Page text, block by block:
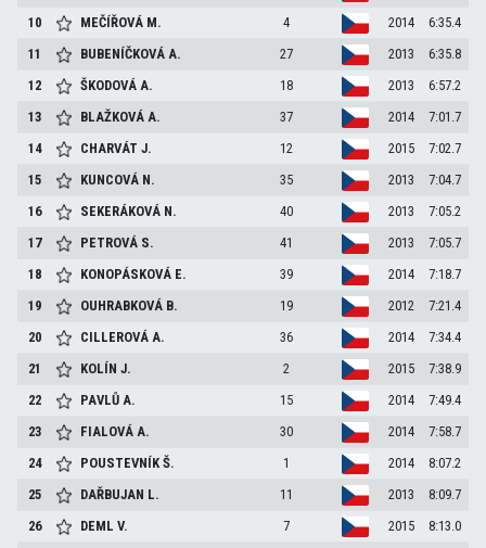
10
MEČÍŘOVÁ M. 4 2014
6:35.4
11
BUBENÍČKOVÁA. 27 2013
6:35.8
12
ŠKODOVÁA. 18 2013
6:57.2
13
BLAŽKOVÁA. 37 2014
7:01.7
14
CHARVÁTJ. 12 2015
7:02.7
15
KUNCOVÁ N. 35 2013
7:04.7
16
SEKERÁKOVÁ N. 40 2013
7:05.2
17
PETROVÁ S. 41 2013
7:05.7
18
KONOPÁSKOVÁ E. 39 2014
7:18.7
19
OUHRABKOVÁ B. 19 2012
7:21.4
20
CILLEROVÁA. 36 2014
7:34.4
21
KOLÍNJ. 2 2015
7:38.9
22
PAVLŮA. 15 2014
7:49.4
23
FIALOVÁA. 30 2014
7:58.7
24
POUSTEVNÍKŠ. 1 2014
8:07.2
25
DAŘBUJAN L. 11 2013
8:09.7
26
DEMLV. 7 2015
8:13.0